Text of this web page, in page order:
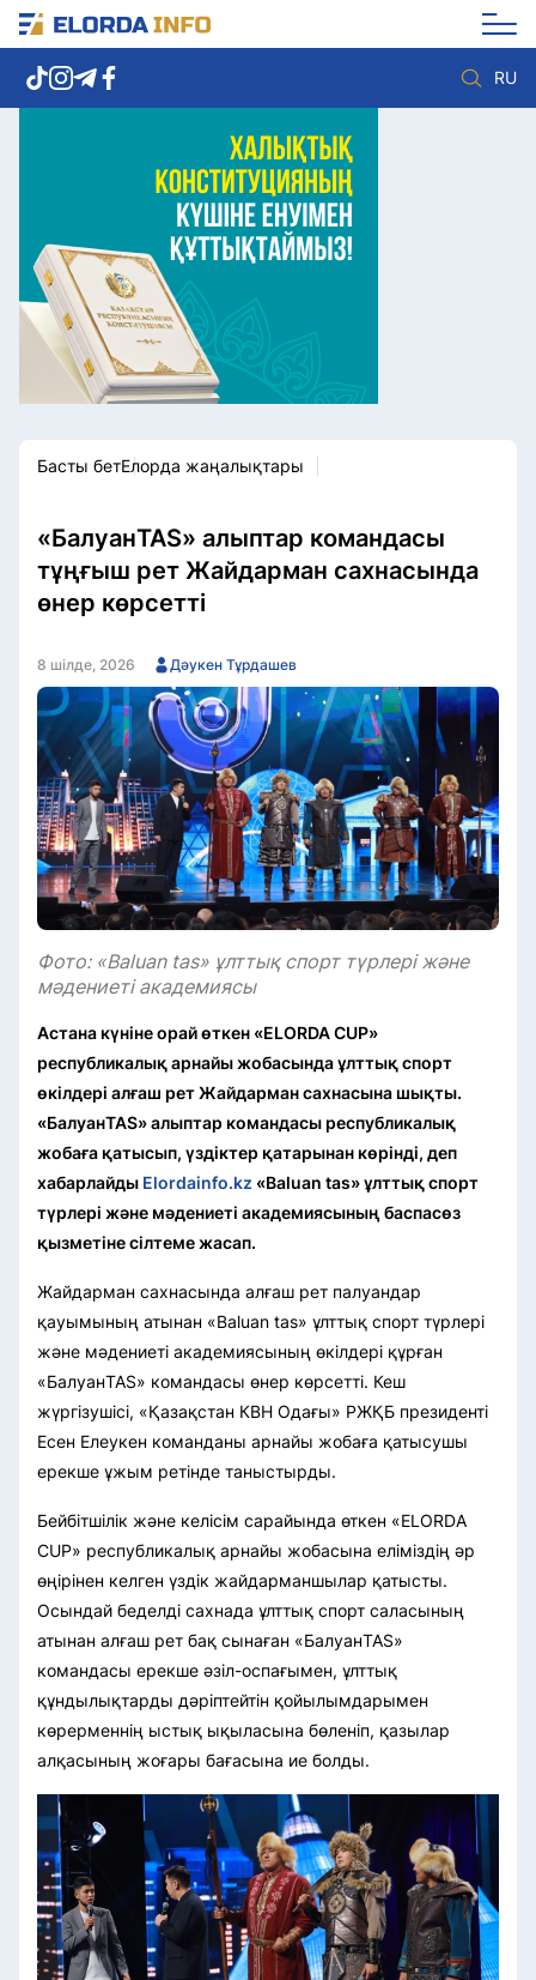
RU
Елорда жаңалықтары
Көзқарас
Саясат
Видео
Әлеумет
Экономика
Спорт
Мәдениет
Басты бетЕлорда жаңалықтары
«БалуанTAS» алыптар командасы
тұңғыш рет Жайдарман сахнасында
өнер көрсетті
8 шілде, 2026 Дәукен Тұрдашев
Фото: «Baluan tas» ұлттық спорт түрлері және
мәдениеті академиясы
Астана күніне орай өткен «ELORDA CUP»
республикалық арнайы жобасында ұлттық спорт
өкілдері алғаш рет Жайдарман сахнасына шықты.
«БалуанTAS» алыптар командасы республикалық
жобаға қатысып, үздіктер қатарынан көрінді, деп
хабарлайды Elordainfo.kz «Baluan tas» ұлттық спорт
түрлері және мәдениеті академиясының баспасөз
қызметіне сілтеме жасап.
Жайдарман сахнасында алғаш рет палуандар
қауымының атынан «Baluan tas» ұлттық спорт түрлері
және мәдениеті академиясының өкілдері құрған
«БалуанTAS» командасы өнер көрсетті. Кеш
жүргізушісі, «Қазақстан КВН Одағы» РЖҚБ президенті
Есен Елеукен команданы арнайы жобаға қатысушы
ерекше ұжым ретінде таныстырды.
Бейбітшілік және келісім сарайында өткен «ELORDA
CUP» республикалық арнайы жобасына еліміздің әр
өңірінен келген үздік жайдарманшылар қатысты.
Осындай беделді сахнада ұлттық спорт саласының
атынан алғаш рет бақ сынаған «БалуанTAS»
командасы ерекше әзіл-оспағымен, ұлттық
құндылықтарды дәріптейтін қойылымдарымен
көрерменнің ыстық ықыласына бөленіп, қазылар
алқасының жоғары бағасына ие болды.